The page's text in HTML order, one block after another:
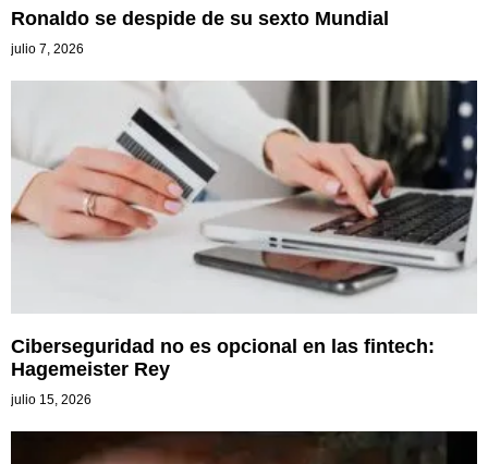
Ronaldo se despide de su sexto Mundial
julio 7, 2026
Ciberseguridad no es opcional en las fintech:
Hagemeister Rey
julio 15, 2026